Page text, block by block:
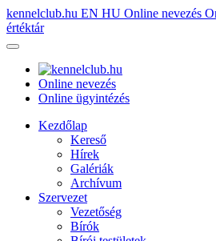
kennelclub.hu EN HU Online nevezés
értéktár
Online nevezés
Online ügyintézés
Kezdőlap
Kereső
Hírek
Galériák
Archívum
Szervezet
Vezetőség
Bírók